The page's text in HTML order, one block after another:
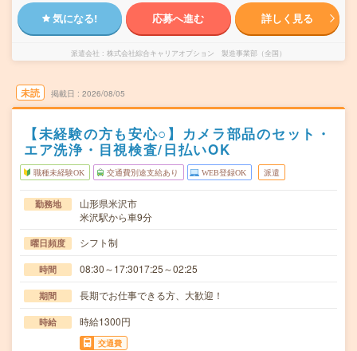
気になる! 応募へ進む 詳しく見る
派遣会社 株式会社綜合キャリアオプション 製造事業部（全国）
未読 掲載日 2026/08/05
【未経験の方も安心○】カメラ部品のセット・
エア洗浄・目視検査/日払いOK
職種未経験OK 交通費別途支給あり WEB登録OK 派遣
勤務地
山形県米沢市
米沢駅から車9分
曜日頻度 シフト制
時間 08:30～17:3017:25～02:25
期間 長期でお仕事できる方、大歓迎！
時給 時給1300円
交通費